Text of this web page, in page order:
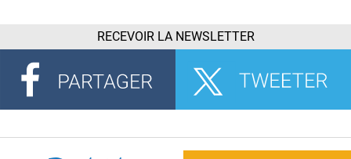
RECEVOIR LA NEWSLETTER